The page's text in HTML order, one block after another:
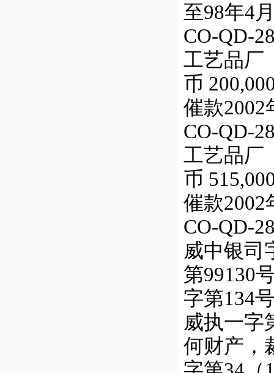
至98年4
CO-QD-
工艺品厂
币
催款2002
CO-QD-
工艺品厂
币
催款2002
CO-QD-
威中银司
第99130
字第134
威执一字
何财产，